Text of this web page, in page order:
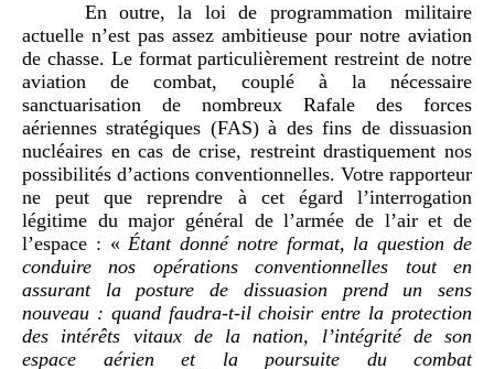
En outre, la loi de programmation militaire
actuelle n’est pas assez ambitieuse pour notre aviation
de chasse. Le format particulièrement restreint de notre
aviation de combat, couplé à la nécessaire
sanctuarisation de nombreux Rafale des forces
aériennes stratégiques (FAS) à des fins de dissuasion
nucléaires en cas de crise, restreint drastiquement nos
possibilités d’actions conventionnelles. Votre rapporteur
ne peut que reprendre à cet égard l’interrogation
légitime du major général de l’armée de l’air et de
l’espace : «Étant donné notre format, la question de
conduire nos opérations conventionnelles tout en
assurant la posture de dissuasion prend un sens
nouveau : quand faudra-t-il choisir entre la protection
des intérêts vitaux de la nation, l’intégrité de son
espace aérien et la poursuite du combat